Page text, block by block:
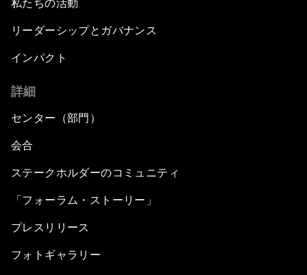
私たちの活動
リーダーシップとガバナンス
インパクト
詳細
センター（部門）
会合
ステークホルダーのコミュニティ
「フォーラム・ストーリー」
プレスリリース
フォトギャラリー